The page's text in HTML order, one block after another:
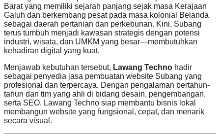
Barat yang memiliki sejarah panjang sejak masa Kerajaan
Galuh dan berkembang pesat pada masa kolonial Belanda
sebagai daerah pertanian dan perkebunan. Kini, Subang
terus tumbuh menjadi kawasan strategis dengan potensi
industri, wisata, dan UMKM yang besar—membutuhkan
kehadiran digital yang kuat.
Menjawab kebutuhan tersebut, Lawang Techno hadir
sebagai penyedia jasa pembuatan website Subang yang
profesional dan terpercaya. Dengan pengalaman bertahun-
tahun dan tim yang ahli di bidang desain, pengembangan,
serta SEO, Lawang Techno siap membantu bisnis lokal
membangun website yang fungsional, cepat, dan menarik
secara visual.